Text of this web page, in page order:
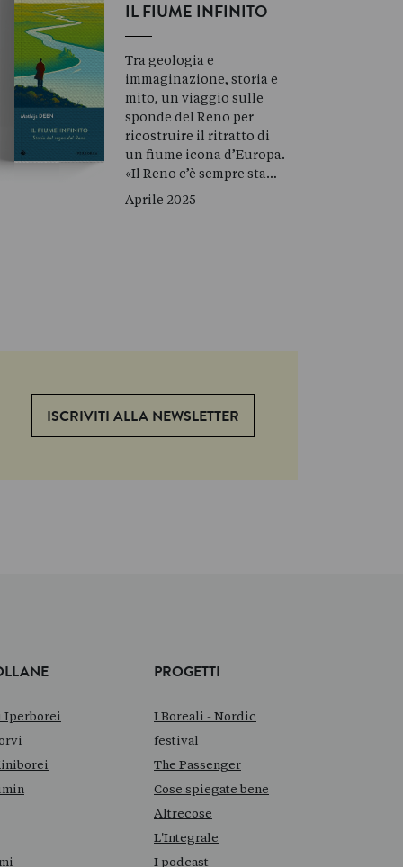
IL FIUME INFINITO
Tra geologia e
immaginazione, storia e
mito, un viaggio sulle
sponde del Reno per
ricostruire il ritratto di
un fiume icona d’Europa.
«Il Reno c’è sempre sta…
Aprile 2025
ISCRIVITI ALLA NEWSLETTER
Iperborei
PROGETTI
I Boreali - Nordic
festival
The Passenger
Cose spiegate bene
Altrecose
L'Integrale
I podcast